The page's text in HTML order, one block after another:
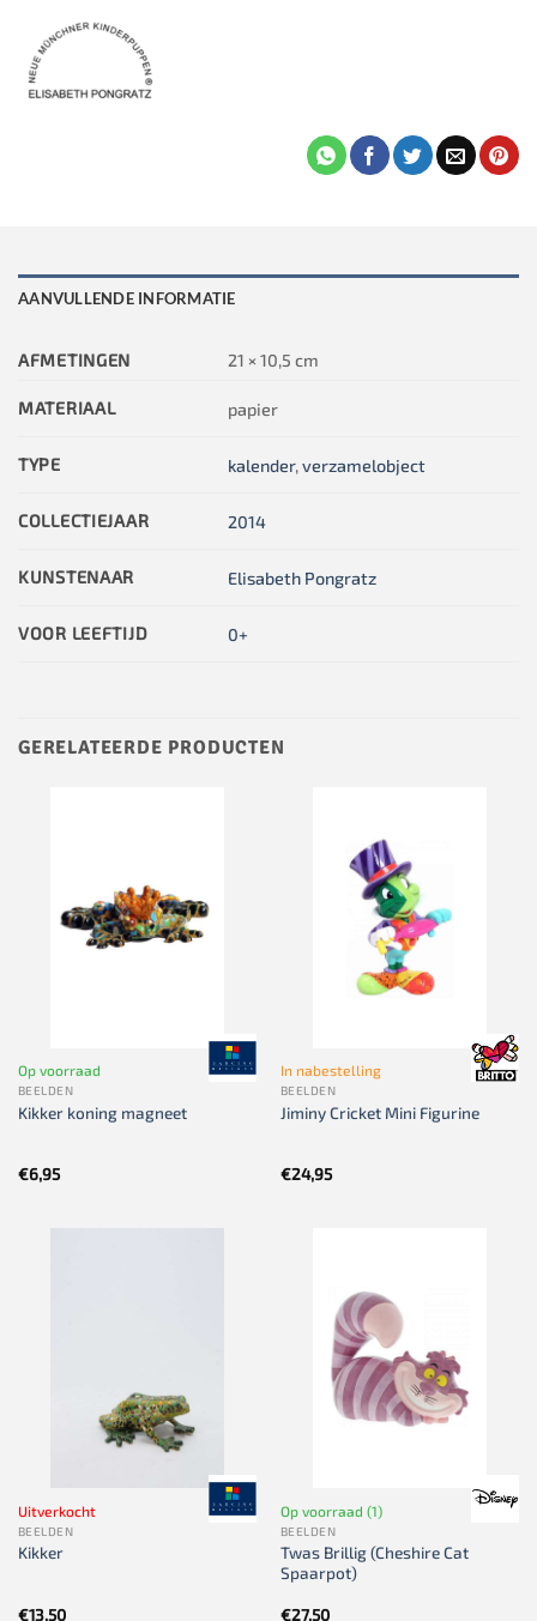
AANVULLENDE INFORMATIE
AFMETINGEN 21 × 10,5 cm
MATERIAAL papier
TYPE kalender,verzamelobject
COLLECTIEJAAR 2014
KUNSTENAAR Elisabeth Pongratz
VOOR LEEFTIJD 0+
GERELATEERDE PRODUCTEN
Op voorraad
BEELDEN
Kikker koning magneet
€6,95
In nabestelling
BEELDEN
Jiminy Cricket Mini Figurine
€24,95
Uitverkocht
BEELDEN
Kikker
€13,50
Op voorraad (1)
BEELDEN
Twas Brillig (Cheshire Cat
Spaarpot)
€27,50